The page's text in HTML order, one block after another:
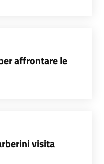
affrontare le
visita